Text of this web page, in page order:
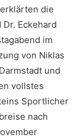
die
Eckehard
im
von Niklas
und
vollstes
Sportlicher
nach